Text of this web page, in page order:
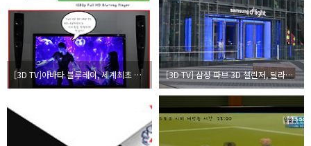
[3D TV]아바타 블루레이, 세계최초 Full HD 3D 블루레이 플레이어로 보다! [3D TV] 삼성 파브 3D 챌린저, 딜라이트에서의 3번째 만남